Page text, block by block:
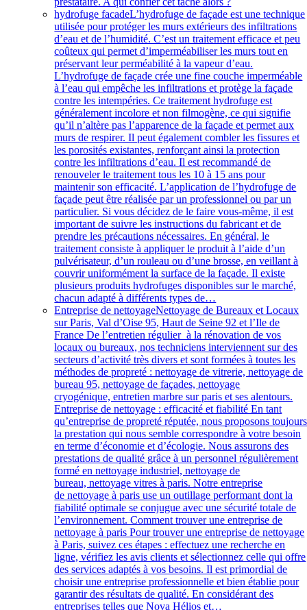
hydrofuge facadeL’hydrofuge de façade est une technique
utilisée pour protéger les murs extérieurs des infiltrations
d’eau et de l’humidité. C’est un traitement efficace et peu
coûteux qui permet d’imperméabiliser les murs tout en
préservant leur perméabilité à la vapeur d’eau.
L’hydrofuge de façade crée une fine couche imperméable
à l’eau qui empêche les infiltrations et protège la façade
contre les intempéries. Ce traitement hydrofuge est
généralement incolore et non filmogène, ce qui signifie
qu’il n’altère pas l’apparence de la façade et permet aux
murs de respirer. Il peut également combler les fissures et
les porosités existantes, renforçant ainsi la protection
contre les infiltrations d’eau. Il est recommandé de
renouveler le traitement tous les 10 à 15 ans pour
maintenir son efficacité. L’application de l’hydrofuge de
façade peut être réalisée par un professionnel ou par un
particulier. Si vous décidez de le faire vous-même, il est
important de suivre les instructions du fabricant et de
prendre les précautions nécessaires. En général, le
traitement consiste à appliquer le produit à l’aide d’un
pulvérisateur, d’un rouleau ou d’une brosse, en veillant à
couvrir uniformément la surface de la façade. Il existe
plusieurs produits hydrofuges disponibles sur le marché,
chacun adapté à différents types de…
Entreprise de nettoyageNettoyage de Bureaux et Locaux
sur Paris, Val d’Oise 95, Haut de Seine 92 et l’Ile de
France De l’entretien régulier à la rénovation de vos
locaux ou bureaux, nos techniciens interviennent sur des
secteurs d’activité très divers et sont formées à toutes les
méthodes de propreté : nettoyage de vitrerie, nettoyage de
bureau 95, nettoyage de façades, nettoyage
cryogénique, entretien marbre sur paris et ses alentours.
Entreprise de nettoyage : efficacité et fiabilité En tant
qu’entreprise de propreté réputée, nous proposons toujours
la prestation qui nous semble correspondre à votre besoin
en terme d’économie et d’écologie. Nous assurons des
prestations de qualité grâce à un personnel régulièrement
formé en nettoyage industriel, nettoyage de
bureau, nettoyage vitres à paris. Notre entreprise
de nettoyage à paris use un outillage performant dont la
fiabilité optimale se conjugue avec une sécurité totale de
l’environnement. Comment trouver une entreprise de
nettoyage à paris Pour trouver une entreprise de nettoyage
à Paris, suivez ces étapes : effectuez une recherche en
ligne, vérifiez les avis clients et sélectionnez celle qui offre
des services adaptés à vos besoins. Il est primordial de
choisir une entreprise professionnelle et bien établie pour
garantir des résultats de qualité. En considérant des
entreprises telles que Nova Hélios et…